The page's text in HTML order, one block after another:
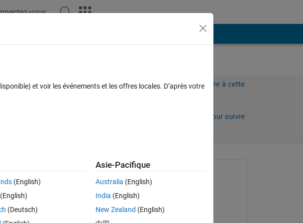
vous
Connectez-vous pour répondre à cette
Connectez-vous pour suivre
this in the documentary.
Real Name
le 17 Jan 2017
et voir les événements et les offres locales. D’après votre
(English)
(Deutsch)
Asie-Pacifique
Australia (English)
India (English)
New Zealand (English)